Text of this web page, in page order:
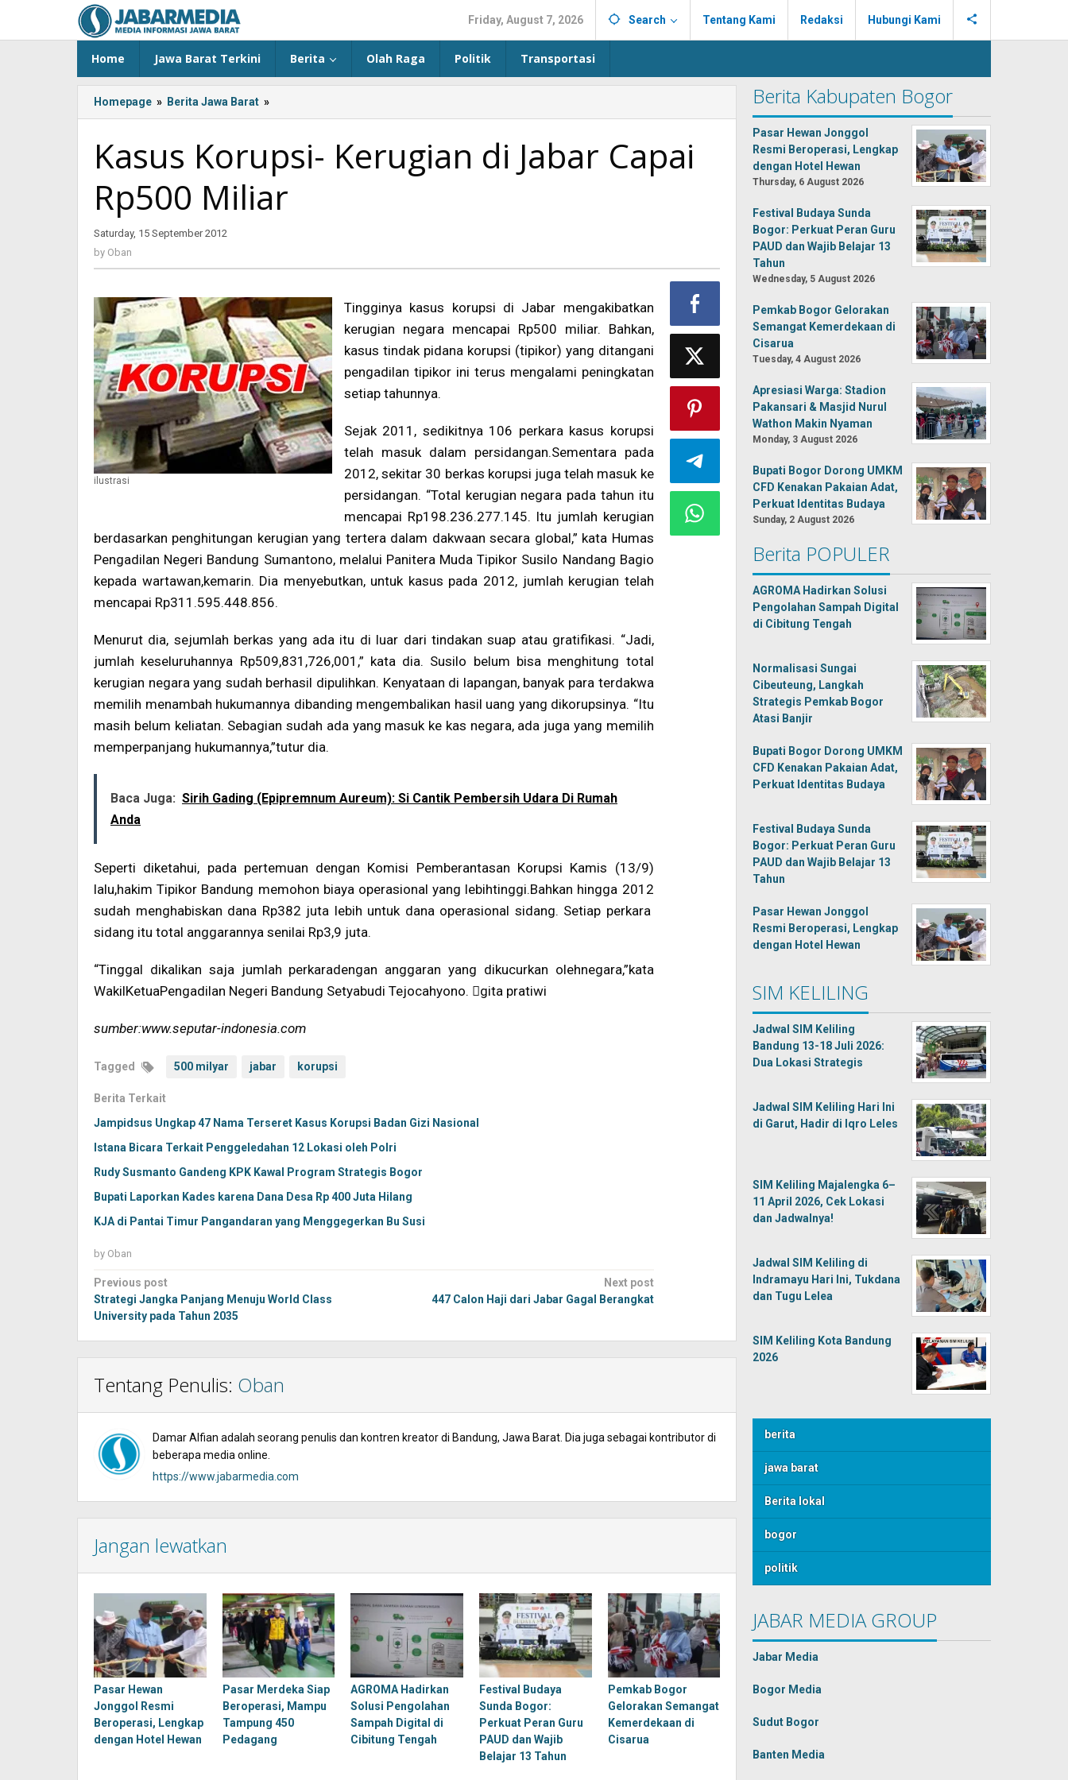
content
Friday, August 7, 2026 Search Tentang Kami Redaksi Hubungi Kami
Home Jawa Barat Terkini Berita Olah Raga Politik Transportasi
Homepage » Berita Jawa Barat »
-:IN-
>Kasus
Korupsi-
di
Miliar<!-
-
>
Kasus Korupsi- Kerugian di Jabar Capai
Rp500 Miliar
Saturday, 15 September 2012
by Oban
ilustrasi
Tingginya kasus korupsi di Jabar mengakibatkan
kerugian negara mencapai Rp500 miliar. Bahkan,
kasus tindak pidana korupsi (tipikor) yang ditangani
pengadilan tipikor ini terus mengalami peningkatan
setiap tahunnya.
Sejak 2011, sedikitnya 106 perkara kasus korupsi
telah masuk dalam persidangan.Sementara pada
2012, sekitar 30 berkas korupsi juga telah masuk ke
persidangan. “Total kerugian negara pada tahun itu
mencapai Rp198.236.277.145. Itu jumlah kerugian
berdasarkan penghitungan kerugian yang tertera dalam dakwaan secara global,” kata Humas
Pengadilan Negeri Bandung Sumantono, melalui Panitera Muda Tipikor Susilo Nandang Bagio
kepada wartawan,kemarin. Dia menyebutkan, untuk kasus pada 2012, jumlah kerugian telah
mencapai Rp311.595.448.856.
Menurut dia, sejumlah berkas yang ada itu di luar dari tindakan suap atau gratifikasi. “Jadi,
jumlah keseluruhannya Rp509,831,726,001,” kata dia. Susilo belum bisa menghitung total
kerugian negara yang sudah berhasil dipulihkan. Kenyataan di lapangan, banyak para terdakwa
memilih menambah hukumannya dibanding mengembalikan hasil uang yang dikorupsinya. “Itu
masih belum keliatan. Sebagian sudah ada yang masuk ke kas negara, ada juga yang memilih
memperpanjang hukumannya,”tutur dia.
Baca Juga: Sirih Gading (Epipremnum Aureum): Si Cantik Pembersih Udara Di Rumah
Anda
Seperti diketahui, pada pertemuan dengan Komisi Pemberantasan Korupsi Kamis (13/9)
lalu,hakim Tipikor Bandung memohon biaya operasional yang lebihtinggi.Bahkan hingga 2012
sudah menghabiskan dana Rp382 juta lebih untuk dana operasional sidang. Setiap perkara
sidang itu total anggarannya senilai Rp3,9 juta.
“Tinggal dikalikan saja jumlah perkaradengan anggaran yang dikucurkan olehnegara,”kata
WakilKetuaPengadilan Negeri Bandung Setyabudi Tejocahyono. gita pratiwi
sumber:www.seputar-indonesia.com
Tagged 500 milyar jabar korupsi
Berita Terkait
Jampidsus Ungkap 47 Nama Terseret Kasus Korupsi Badan Gizi Nasional
Istana Bicara Terkait Penggeledahan 12 Lokasi oleh Polri
Rudy Susmanto Gandeng KPK Kawal Program Strategis Bogor
Bupati Laporkan Kades karena Dana Desa Rp 400 Juta Hilang
KJA di Pantai Timur Pangandaran yang Menggegerkan Bu Susi
by Oban
Post
navigation
Previous post
Strategi Jangka Panjang Menuju World Class
University pada Tahun 2035
Next post
447 Calon Haji dari Jabar Gagal Berangkat
Tentang Penulis: Oban
Damar Alfian adalah seorang penulis dan kontren kreator di Bandung, Jawa Barat. Dia juga sebagai kontributor di
beberapa media online.
https://www.jabarmedia.com
Jangan lewatkan
Pasar Hewan
Jonggol Resmi
Beroperasi, Lengkap
dengan Hotel Hewan
Pasar Merdeka Siap
Beroperasi, Mampu
Tampung 450
Pedagang
AGROMA Hadirkan
Solusi Pengolahan
Sampah Digital di
Cibitung Tengah
Festival Budaya
Sunda Bogor:
Perkuat Peran Guru
PAUD dan Wajib
Belajar 13 Tahun
Pemkab Bogor
Gelorakan Semangat
Kemerdekaan di
Cisarua
Berita Kabupaten Bogor
Pasar Hewan Jonggol
Resmi Beroperasi, Lengkap
dengan Hotel Hewan
Thursday, 6 August 2026
Festival Budaya Sunda
Bogor: Perkuat Peran Guru
PAUD dan Wajib Belajar 13
Tahun
Wednesday, 5 August 2026
Pemkab Bogor Gelorakan
Semangat Kemerdekaan di
Cisarua
Tuesday, 4 August 2026
Apresiasi Warga: Stadion
Pakansari & Masjid Nurul
Wathon Makin Nyaman
Monday, 3 August 2026
Bupati Bogor Dorong UMKM
CFD Kenakan Pakaian Adat,
Perkuat Identitas Budaya
Sunday, 2 August 2026
Berita POPULER
AGROMA Hadirkan Solusi
Pengolahan Sampah Digital
di Cibitung Tengah
Normalisasi Sungai
Cibeuteung, Langkah
Strategis Pemkab Bogor
Atasi Banjir
Bupati Bogor Dorong UMKM
CFD Kenakan Pakaian Adat,
Perkuat Identitas Budaya
Festival Budaya Sunda
Bogor: Perkuat Peran Guru
PAUD dan Wajib Belajar 13
Tahun
Pasar Hewan Jonggol
Resmi Beroperasi, Lengkap
dengan Hotel Hewan
SIM KELILING
Jadwal SIM Keliling
Bandung 13-18 Juli 2026:
Dua Lokasi Strategis
Jadwal SIM Keliling Hari Ini
di Garut, Hadir di Iqro Leles
SIM Keliling Majalengka 6–
11 April 2026, Cek Lokasi
dan Jadwalnya!
Jadwal SIM Keliling di
Indramayu Hari Ini, Tukdana
dan Tugu Lelea
SIM Keliling Kota Bandung
2026
berita
jawa barat
Berita lokal
bogor
politik
JABAR MEDIA GROUP
Jabar Media
Bogor Media
Sudut Bogor
Banten Media